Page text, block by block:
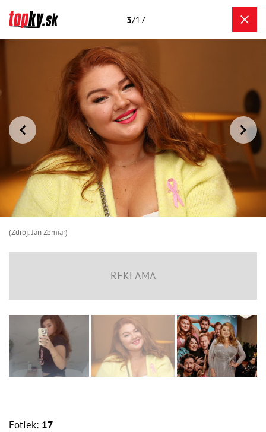
3/17
(Zdroj: Ján Zemiar)
Fotiek: 17